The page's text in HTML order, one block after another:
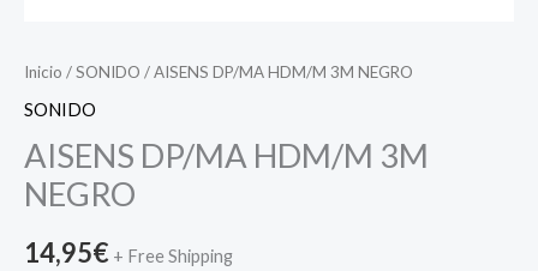
Inicio /SONIDO / AISENS DP/MA HDM/M 3M NEGRO
SONIDO
AISENS DP/MA HDM/M 3M
NEGRO
14,95€ + Free Shipping